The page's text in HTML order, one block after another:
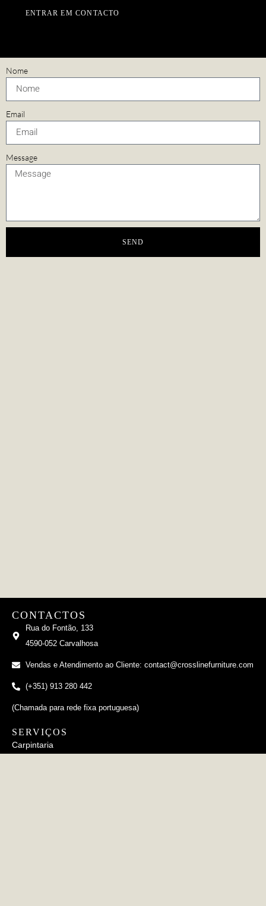
ENTRAR EM CONTACTO
Nome
Email
Message
SEND
CONTACTOS
Rua do Fontão, 133
4590-052 Carvalhosa
Vendas e Atendimento ao Cliente: contact@crosslinefurniture.com
(+351) 913 280 442
(Chamada para rede fixa portuguesa)
SERVIÇOS
Carpintaria